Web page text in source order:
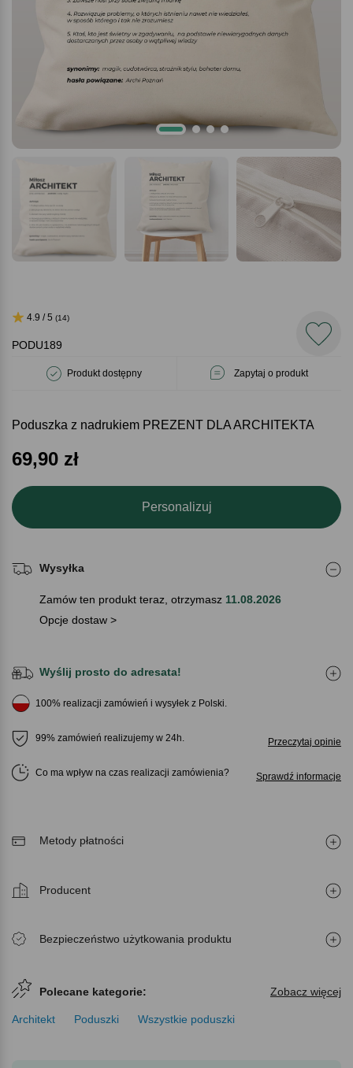
PODU189
Produkt dostępny Zapytaj o produkt
4.9 / 5 (14)
Poduszka z nadrukiem PREZENT DLA ARCHITEKTA
69,90 zł
Personalizuj
Wysyłka
Zamów ten produkt teraz, otrzymasz 11.08.2026
Opcje dostaw >
Wyślij prosto do adresata!
100% realizacji zamówień i wysyłek z Polski.
99% zamówień realizujemy w 24h. Przeczytaj opinie
Co ma wpływ na czas realizacji zamówienia Sprawdź informacje
Metody płatności
Producent
Bezpieczeństwo użytkowania produktu
Polecane kategorie: Zobacz więcej
Architekt Poduszki Wszystkie poduszki